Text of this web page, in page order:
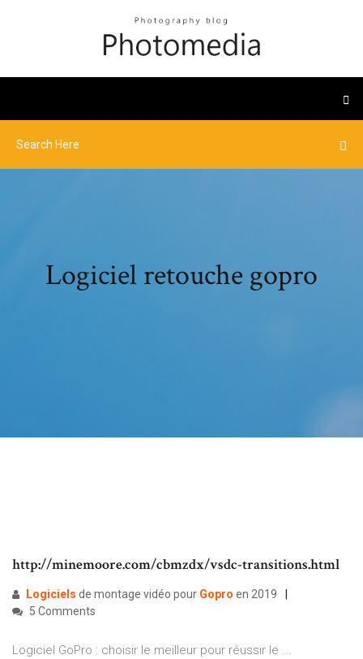
Logiciel retouche gopro
http://minemoore.com/cbmzdx/vsdc-transitions.html
Logiciels de montage vidéo pour Gopro en 2019
5 Comments
Logiciel GoPro : choisir le meilleur pour réussir le ...